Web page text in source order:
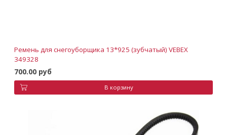
Ремень для снегоуборщика 13*925 (зубчатый) VEBEX
349328
700.00 руб
В корзину